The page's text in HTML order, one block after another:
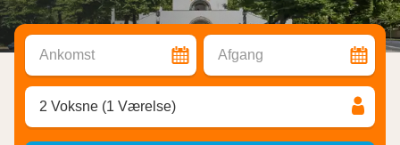
Ankomst Afgang
2 Voksne (1 Værelse)